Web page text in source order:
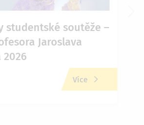
studentské soutěže –
Jaroslava
2026
Více